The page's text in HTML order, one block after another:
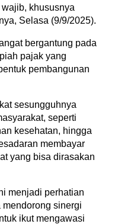
khususnya
Selasa (9/9/2025).
bergantung pada
pajak yang
pembangunan
sesungguhnya
seperti
kesehatan, hingga
membayar
yang bisa dirasakan
menjadi perhatian
sinergi
ikut mengawasi